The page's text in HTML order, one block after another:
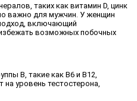
таких как витамин D, цинк
важно для мужчин. У женщин
включающий
возможных побочных
B, такие как B6 и B12,
уровень тестостерона,